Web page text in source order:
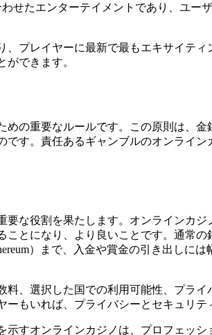
せたエンターテイメントであり、ユー
プレイヤーに最新で最もエキサイテ
できます。
の重要なルールです。この原則は、
す。責任あるギャンブルのオンライ
な役割を果たします。オンラインカ
とになり、より良いことです。通常の
）まで、入金や賞金の引き出しに
、選択した国での利用可能性、プラ
もいれば、プライバシーとセキュリテ
すオンラインカジノは、プロフェッシ